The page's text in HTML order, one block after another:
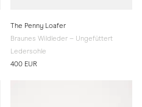
The Penny Loafer
Braunes Wildleder – Ungefüttert
Ledersohle
400 EUR